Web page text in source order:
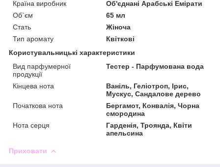
Країна виробник
Об'єднані Арабські Емірати
Об`єм
65 мл
Стать
Жіноча
Тип аромату
Квіткові
Користувальницькі характеристики
Вид парфумерної
продукції
Тестер - Парфумована вода
Кінцева нота
Ваніль, Геліотроп, Ірис,
Мускус, Сандалове дерево
Початкова нота
Бергамот, Конвалія, Чорна
смородина
Нота серця
Гарденія, Троянда, Квіти
апельсина
Приховати